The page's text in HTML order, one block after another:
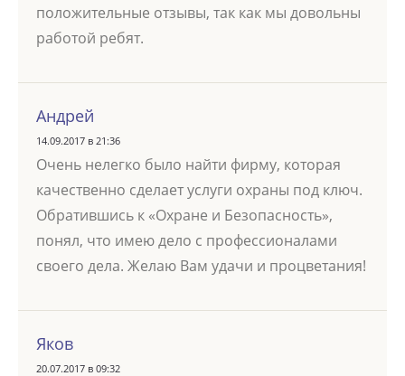
положительные отзывы, так как мы довольны
работой ребят.
Андрей
14.09.2017 в 21:36
Очень нелегко было найти фирму, которая
качественно сделает услуги охраны под ключ.
Обратившись к «Охране и Безопасность»,
понял, что имею дело с профессионалами
своего дела. Желаю Вам удачи и процветания!
Яков
20.07.2017 в 09:32